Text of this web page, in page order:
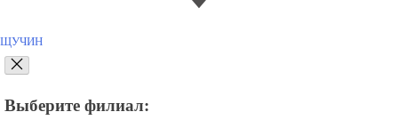
ЩУЧИН
Выберите филиал: